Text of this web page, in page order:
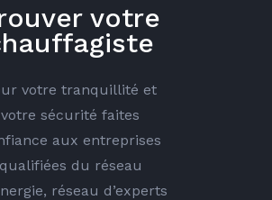
votre
votre tranquillité et
votre sécurité faites
aux entreprises
qualifiées du réseau
réseau d’experts